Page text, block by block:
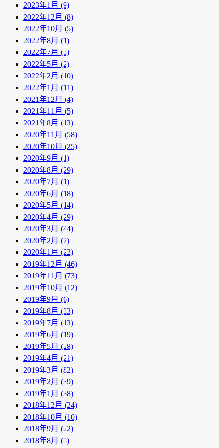
2023年1月 (9)
2022年12月 (8)
2022年10月 (5)
2022年8月 (1)
2022年7月 (3)
2022年5月 (2)
2022年2月 (10)
2022年1月 (11)
2021年12月 (4)
2021年11月 (5)
2021年8月 (13)
2020年11月 (58)
2020年10月 (25)
2020年9月 (1)
2020年8月 (29)
2020年7月 (1)
2020年6月 (18)
2020年5月 (14)
2020年4月 (29)
2020年3月 (44)
2020年2月 (7)
2020年1月 (22)
2019年12月 (46)
2019年11月 (73)
2019年10月 (12)
2019年9月 (6)
2019年8月 (33)
2019年7月 (13)
2019年6月 (19)
2019年5月 (28)
2019年4月 (21)
2019年3月 (82)
2019年2月 (39)
2019年1月 (38)
2018年12月 (24)
2018年10月 (10)
2018年9月 (22)
2018年8月 (5)